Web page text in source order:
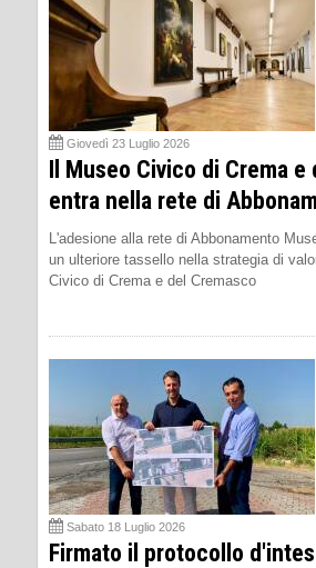
Giovedì 23 Luglio 2026
Il Museo Civico di Crema e
entra nella rete di
L'adesione alla rete di Abbonamento
un ulteriore tassello nella strategia di
Civico di Crema e del Cremasco
Sabato 18 Luglio 2026
Firmato il protocollo